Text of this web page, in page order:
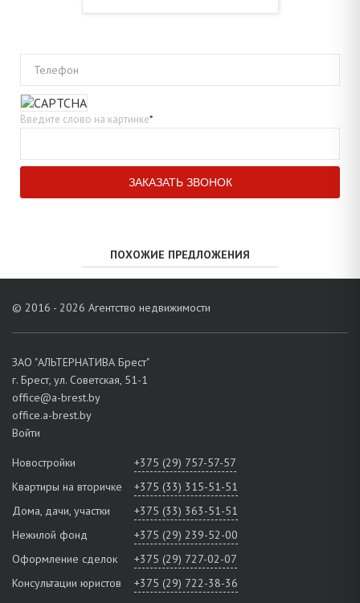
Телефон
Введите слово на картинке*
ПОХОЖИЕ ПРЕДЛОЖЕНИЯ
© 2016 - 2026 Агентство недвижимости
ЗАО "АЛЬТЕРНАТИВА Брест"
г. Брест, ул. Советская, 51-1
office@a-brest.by
office.a-brest.by
Войти
Новостройки
+375 (29) 757-57-57
Квартиры на вторичке
+375 (33) 315-51-51
Дома, дачи, участки
+375 (33) 363-51-51
Нежилой фонд
+375 (29) 239-52-00
Оформление сделок
+375 (29) 727-02-07
Консультации юристов
+375 (29) 722-38-36